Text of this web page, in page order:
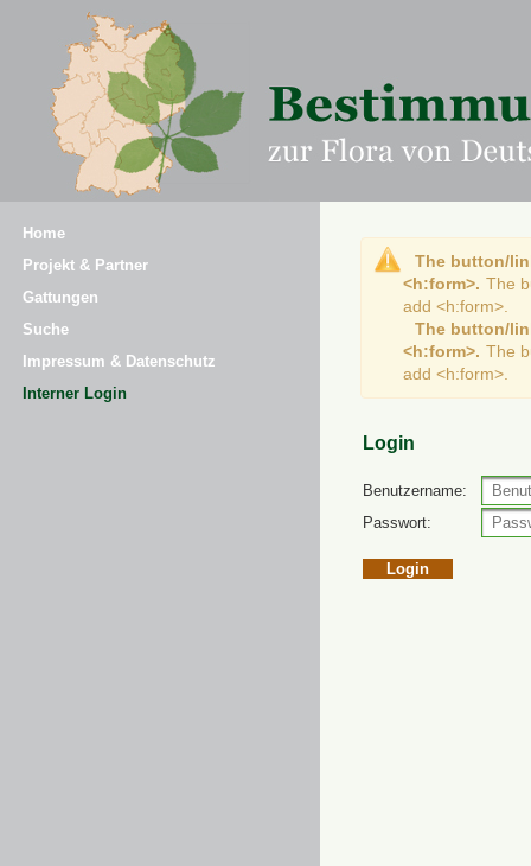
Home
Projekt & Partner
Gattungen
Suche
Impressum & Datenschutz
Interner Login
The button/
<h:form>. The
add <h:form>.
The button/
<h:form>. The
add <h:form>.
Login
Benutzername:
Passwort: